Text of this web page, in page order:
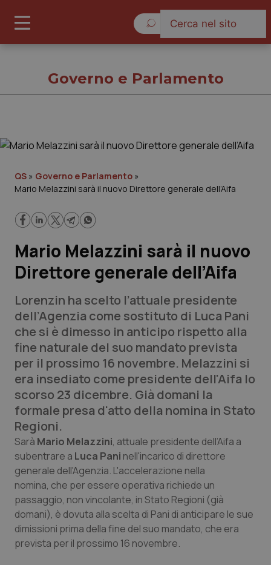
Cronache
Lavoro e Professioni
Scienza e Farmaci
Studi e Analisi
Lettere al direttore
Edizioni Regionali
QS Pro
Professionisti Sanitari.AI
Abruzzo
Basilicata
Calabria
QS Pro Gold
Artrite & artrosi
Asma & BPCO
QS Club Newsletter
Governo e Parlamento
QS » Governo e Parlamento »
Mario Melazzini sarà il nuovo Direttore generale dell’Aifa
Mario Melazzini sarà il nuovo
Direttore generale dell’Aifa
Lorenzin ha scelto l’attuale presidente
dell’Agenzia come sostituto di Luca Pani
che si è dimesso in anticipo rispetto alla
fine naturale del suo mandato prevista
per il prossimo 16 novembre. Melazzini si
era insediato come presidente dell'Aifa lo
scorso 23 dicembre. Già domani la
formale presa d'atto della nomina in Stato
Regioni.
Sarà Mario Melazzini, attuale presidente dell’Aifa a
subentrare a Luca Pani nell'incarico di direttore
generale dell'Agenzia. L'accelerazione nella
nomina, che per essere operativa richiede un
passaggio, non vincolante, in Stato Regioni (già
domani), è dovuta alla scelta di Pani di anticipare le sue
dimissioni prima della fine del suo mandato, che era
prevista per il prossimo 16 novembre.